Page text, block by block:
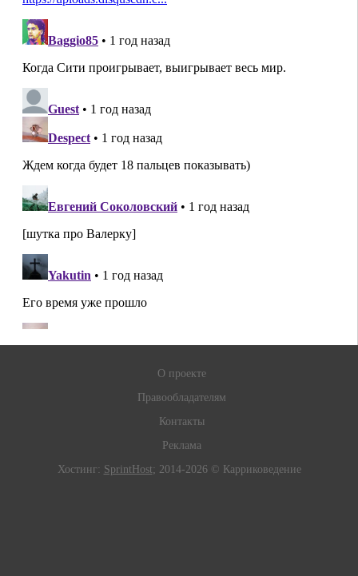
О проекте
Правообладателям
Контакты
Реклама
Хостинг: SprintHost; 2014-2026 © Карриковедение